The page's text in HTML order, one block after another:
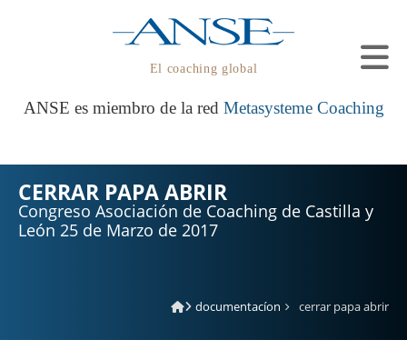
El coaching global
ANSE es miembro de la red Metasysteme Coaching
CERRAR PAPA ABRIR
Congreso Asociación de Coaching de Castilla y
León 25 de Marzo de 2017
documentacíon cerrar papa abrir